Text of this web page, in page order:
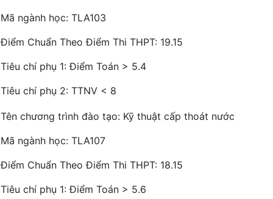
Mã ngành học: TLA103
Điểm Chuẩn Theo Điểm Thi THPT: 19.15
Tiêu chí phụ 1: Điểm Toán > 5.4
Tiêu chí phụ 2: TTNV < 8
Tên chương trình đào tạo: Kỹ thuật cấp thoát nước
Mã ngành học: TLA107
Điểm Chuẩn Theo Điểm Thi THPT: 18.15
Tiêu chí phụ 1: Điểm Toán > 5.6